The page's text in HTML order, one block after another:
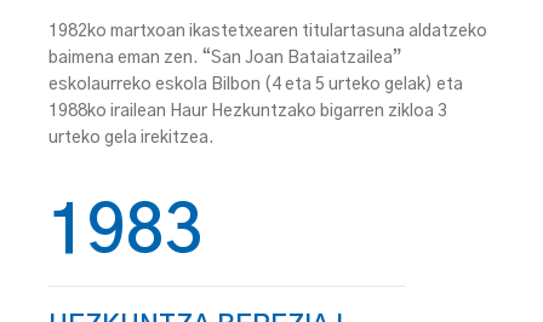
1982ko martxoan ikastetxearen titulartasuna aldatzeko
baimena eman zen. “San Joan Bataiatzailea”
eskolaurreko eskola Bilbon (4 eta 5 urteko gelak) eta
1988ko irailean Haur Hezkuntzako bigarren zikloa 3
urteko gela irekitzea.
1983